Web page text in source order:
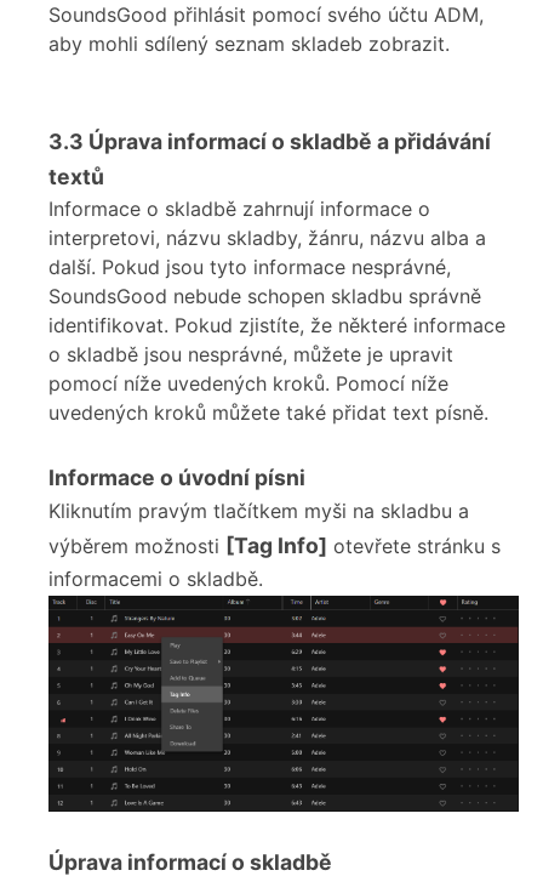
SoundsGood přihlásit pomocí svého účtu ADM,
aby mohli sdílený seznam skladeb zobrazit.
3.3 Úprava informací o skladbě a přidávání
textů
Informace o skladbě zahrnují informace o
interpretovi, názvu skladby, žánru, názvu alba a
další. Pokud jsou tyto informace nesprávné,
SoundsGood nebude schopen skladbu správně
identifikovat. Pokud zjistíte, že některé informace
o skladbě jsou nesprávné, můžete je upravit
pomocí níže uvedených kroků. Pomocí níže
uvedených kroků můžete také přidat text písně.
Informace o úvodní písni
Kliknutím pravým tlačítkem myši na skladbu a
výběrem možnosti [Tag Info] otevřete stránku s
informacemi o skladbě.
Úprava informací o skladbě